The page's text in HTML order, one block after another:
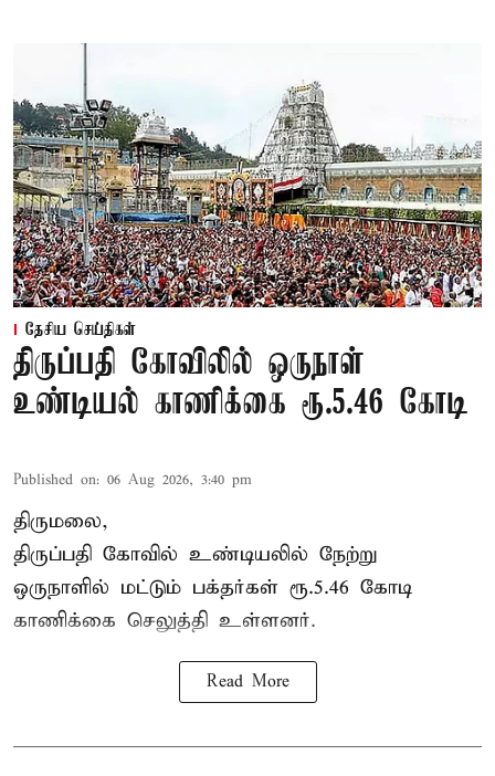
தேசிய செய்திகள்
திருப்பதி கோவிலில் ஒருநாள்
உண்டியல் காணிக்கை ரூ.5.46 கோடி
Published on: 06 Aug 2026, 3:40 pm
திருமலை,
திருப்பதி கோவில் உண்டியலில் நேற்று
ஒருநாளில் மட்டும் பக்தர்கள் ரூ.5.46 கோடி
காணிக்கை செலுத்தி உள்ளனர்.
Read More